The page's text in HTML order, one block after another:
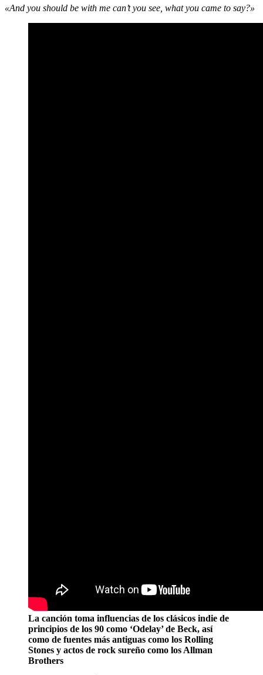
«And you should be with me can’t you see, what you came to say?»
La canción toma influencias de los clásicos indie de
principios de los 90 como ‘Odelay’ de Beck, así
como de fuentes más antiguas como los Rolling
Stones y actos de rock sureño como los Allman
Brothers